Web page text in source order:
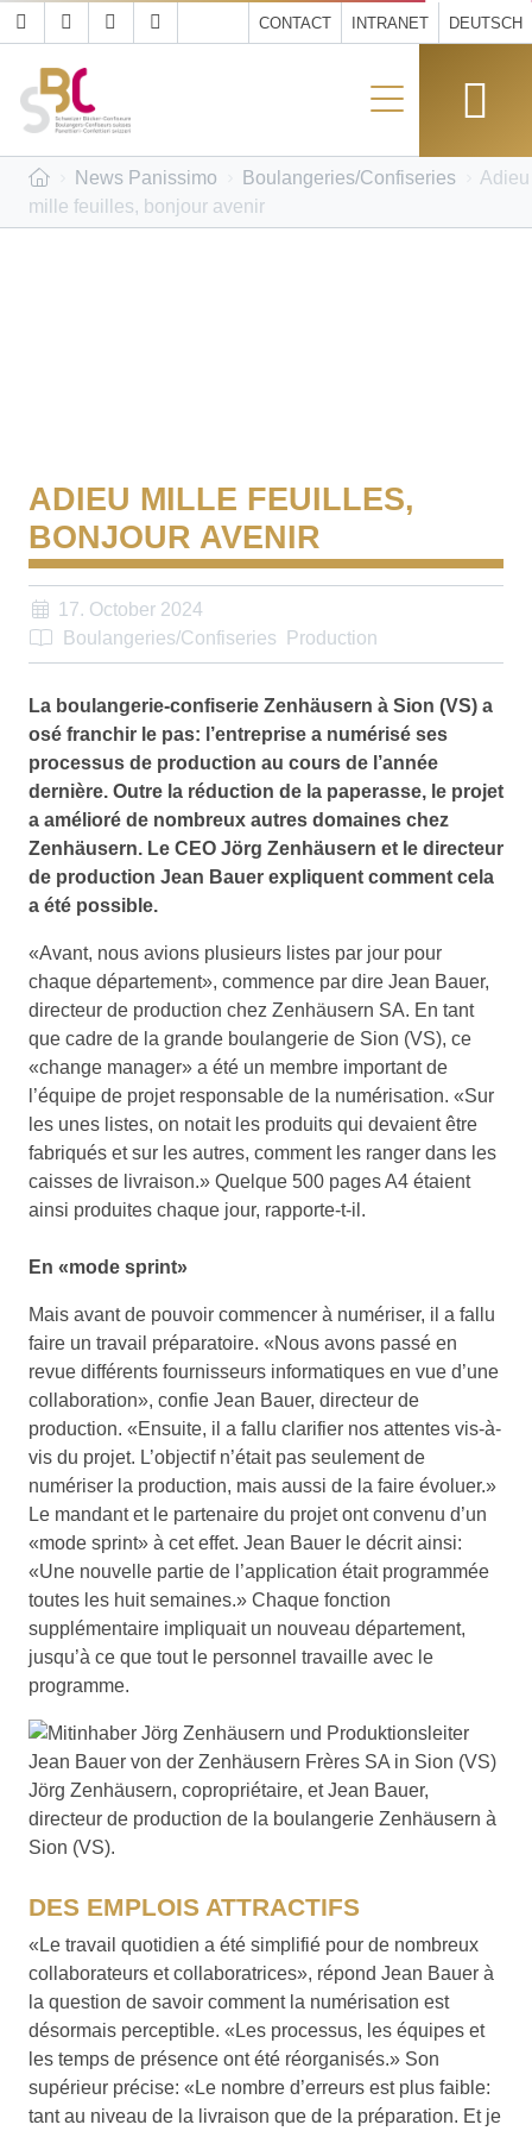
CONTACT INTRANET DEUTSCH
News Panissimo Boulangeries/Confiseries
Adieu
mille feuilles, bonjour avenir
ADIEU MILLE FEUILLES,
BONJOUR AVENIR
17. October 2024
Boulangeries/Confiseries
Production
La boulangerie-confiserie Zenhäusern à Sion (VS) a
osé franchir le pas: l’entreprise a numérisé ses
processus de production au cours de l’année
dernière. Outre la réduction de la paperasse, le projet
a amélioré de nombreux autres domaines chez
Zenhäusern. Le CEO Jörg Zenhäusern et le directeur
de production Jean Bauer expliquent comment cela
a été possible.
«Avant, nous avions plusieurs listes par jour pour
chaque département», commence par dire Jean Bauer,
directeur de production chez Zenhäusern SA. En tant
que cadre de la grande boulangerie de Sion (VS), ce
«change manager» a été un membre important de
l’équipe de projet responsable de la numérisation. «Sur
les unes listes, on notait les produits qui devaient être
fabriqués et sur les autres, comment les ranger dans les
caisses de livraison.» Quelque 500 pages A4 étaient
ainsi produites chaque jour, rapporte-t-il.
En «mode sprint»
Mais avant de pouvoir commencer à numériser, il a fallu
faire un travail préparatoire. «Nous avons passé en
revue différents fournisseurs informatiques en vue d’une
collaboration», confie Jean Bauer, directeur de
production. «Ensuite, il a fallu clarifier nos attentes vis-à-
vis du projet. L’objectif n’était pas seulement de
numériser la production, mais aussi de la faire évoluer.»
Le mandant et le partenaire du projet ont convenu d’un
«mode sprint» à cet effet. Jean Bauer le décrit ainsi:
«Une nouvelle partie de l’application était programmée
toutes les huit semaines.» Chaque fonction
supplémentaire impliquait un nouveau département,
jusqu’à ce que tout le personnel travaille avec le
programme.
Jörg Zenhäusern, copropriétaire, et Jean Bauer,
directeur de production de la boulangerie Zenhäusern à
Sion (VS).
DES EMPLOIS ATTRACTIFS
«Le travail quotidien a été simplifié pour de nombreux
collaborateurs et collaboratrices», répond Jean Bauer à
la question de savoir comment la numérisation est
désormais perceptible. «Les processus, les équipes et
les temps de présence ont été réorganisés.» Son
supérieur précise: «Le nombre d’erreurs est plus faible:
tant au niveau de la livraison que de la préparation. Et je